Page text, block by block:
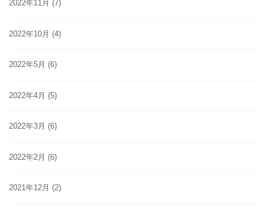
2022年11月 (7)
2022年10月 (4)
2022年5月 (6)
2022年4月 (5)
2022年3月 (6)
2022年2月 (6)
2021年12月 (2)